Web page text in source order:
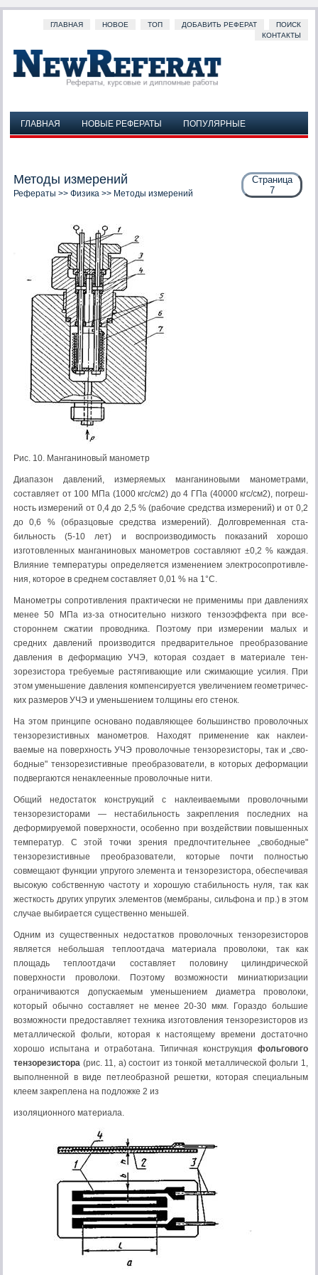
ГЛАВНАЯ НОВОЕ ТОП ДОБАВИТЬ РЕФЕРАТ
ПОИСК
КОНТАКТЫ
ГЛАВНАЯ НОВЫЕ РЕФЕРАТЫ
ПОПУЛЯРНЫЕ
Страница
7
Методы измерений
Рефераты >> Физика >> Методы измерений
Рис. 10. Манганиновый манометр
Диапазон давлений, изме­ряемых манганиновыми мано­метрами,
составляет от 100 МПа (1000 кгс/см2) до 4 ГПа (40000 кгс/см2), погреш­
ность измерений от 0,4 до 2,5 % (рабочие средства изме­рений) и от 0,2
до 0,6 % (об­разцовые средства измере­ний). Долговременная ста­
бильность (5-10 лет) и вос­производимость показаний хорошо
изготовленных манга­ниновых манометров состав­ляют ±0,2 % каждая.
Влияние температуры определяется из­менением электросопротивле­
ния, которое в среднем со­ставляет 0,01 % на 1°С.
Манометры сопротивле­ния практически не примени­мы при давлениях
менее 50 МПа из-за относительно низ­кого тензоэффекта при все­
стороннем сжатии проводни­ка. Поэтому при изме­рении малых и
средних давлений производится предварительное преоб­разование
давления в деформацию УЧЭ, которая создает в материале тен­
зорезистора требуемые растягивающие или сжимающие усилия. При
этом уменьшение давления компенсируется увеличением геометричес­
ких размеров УЧЭ и уменьшением толщины его стенок.
На этом принципе основано подавляющее большинство проволоч­ных
тензорезистивных манометров. Находят применение как наклеи­
ваемые на поверхность УЧЭ проволочные тензорезисторы, так и „сво­
бодные" тензорезистивные преобразователи, в которых деформации
подвергаются ненаклеенные проволочные нити.
Общий недостаток конструкций с наклеиваемыми проволочными
тензорезисторами — нестабильность закрепления последних на
деформи­руемой поверхности, особенно при воздействии повышенных
темпера­тур. С этой точки зрения предпочтительнее „свободные"
тензорезистивные преобразователи, которые почти полностью
совмещают функции упругого элемента и тензорезистора, обеспечивая
высокую собственную частоту и хорошую стабильность нуля, так как
жесткость других упру­гих элементов (мембраны, сильфона и пр.) в этом
случае выбирается су­щественно меньшей.
Одним из существенных недостатков проволочных тензорезисторов
является небольшая теплоотдача материала проволоки, так как
площадь теплоотдачи составляет половину цилиндрической
поверхности проволо­ки. Поэтому возможности миниатюризации
ограничиваются допускае­мым уменьшением диаметра проволоки,
который обычно составляет не менее 20-30 мкм. Гораздо большие
возможности предоставляет техника изготовления тензорезисторов из
металлической фольги, которая к нас­тоящему времени достаточно
хорошо испытана и отработана. Типичная конструкция фольгового
тензорезистора (рис. 11, а) состоит из тонкой металлической фольги 1,
выполненной в виде петлеобразной решетки, которая специальным
клеем закреплена на подложке 2 из
изоляционно­го материала.